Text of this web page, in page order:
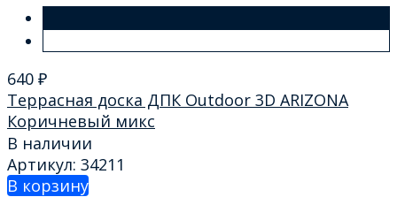
640 ₽
Террасная доска ДПК Outdoor 3D ARIZONA
Коричневый микс
В наличии
Артикул: 34211
В корзину